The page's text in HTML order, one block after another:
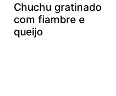
Chuchu gratinado
com fiambre e
queijo